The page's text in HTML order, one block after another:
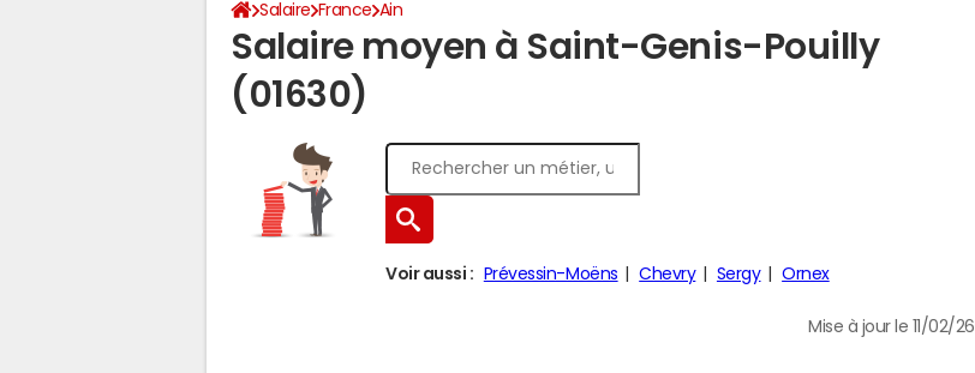
Salaire France Ain
Salaire moyen à Saint-Genis-Pouilly
(01630)
Voir aussi : Prévessin-Moëns Chevry Sergy Ornex
Mise à jour le 11/02/26